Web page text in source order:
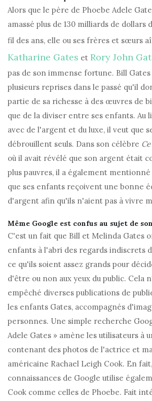
Alors que le père de Phoebe Adele
amassé plus de 130 milliards de dollars
fil des ans, elle ou ses frères et sœurs
Katharine Gates et Rory John
pas de son immense fortune. Bill
plusieurs reprises dans le passé qu'il
partie de sa richesse à des œuvres de
que de la diviser entre ses enfants. Au
avec de l'argent et du luxe, il veut que
débrouillent seuls. Dans son célèbre
où il avait révélé que son argent était
plus pauvres, il a également
que ses enfants reçoivent une bonne
d'argent afin qu'ils n'aient pas à vivre
Même Google est confus au sujet de
C'est un fait que Bill et Melinda Gates
enfants à l'abri des regards indiscrets
ce qu'ils soient assez grands pour
d'être ou non aux yeux du public. Cela
empêché diverses publications de
les enfants Gates, accompagnés
personnes. Une simple recherche
Adele Gates » amène les utilisateurs à
contenant des photos de l'actrice et
américaine Rachael Leigh Cook. En
connaissances de Google utilise
Cook comme celles de Phoebe. Fait